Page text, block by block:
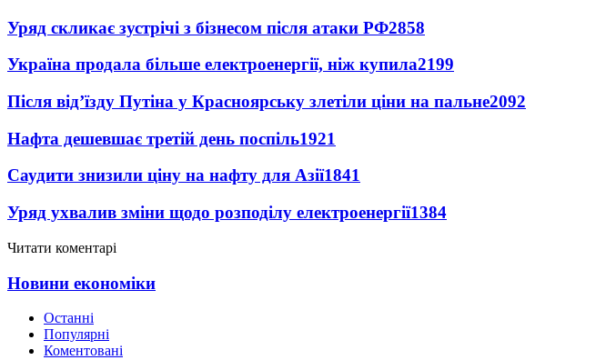
Уряд скликає зустрічі з бізнесом після атаки РФ2858
Україна продала більше електроенергії, ніж купила2199
Після від’їзду Путіна у Красноярську злетіли ціни на пальне2092
Нафта дешевшає третій день поспіль1921
Саудити знизили ціну на нафту для Азії1841
Уряд ухвалив зміни щодо розподілу електроенергії1384
Читати коментарі
Новини економіки
Останні
Популярні
Коментовані